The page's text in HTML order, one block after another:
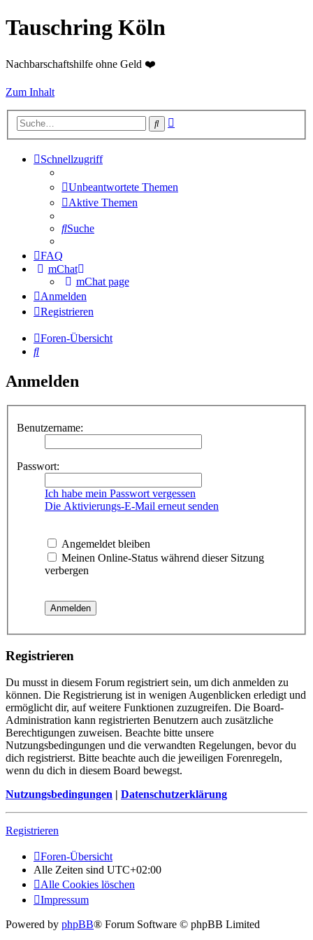
Tauschring Köln
Nachbarschaftshilfe ohne Geld ❤️
Zum Inhalt
Suche
Schnellzugriff
Unbeantwortete Themen
Aktive Themen
Suche
FAQ
mChat
mChat page
Anmelden
Registrieren
Foren-Übersicht
Suche
Anmelden
Benutzername:
Passwort:
Ich habe mein Passwort vergessen
Die Aktivierungs-E-Mail erneut senden
Angemeldet bleiben
Meinen Online-Status während dieser Sitzung
verbergen
Registrieren
Du musst in diesem Forum registriert sein, um dich anmelden zu
können. Die Registrierung ist in wenigen Augenblicken erledigt und
ermöglicht dir, auf weitere Funktionen zuzugreifen. Die Board-
Administration kann registrierten Benutzern auch zusätzliche
Berechtigungen zuweisen. Beachte bitte unsere
Nutzungsbedingungen und die verwandten Regelungen, bevor du
dich registrierst. Bitte beachte auch die jeweiligen Forenregeln,
wenn du dich in diesem Board bewegst.
Nutzungsbedingungen | Datenschutzerklärung
Registrieren
Foren-Übersicht
Alle Zeiten sind UTC+02:00
Alle Cookies löschen
Impressum
Powered by phpBB® Forum Software © phpBB Limited